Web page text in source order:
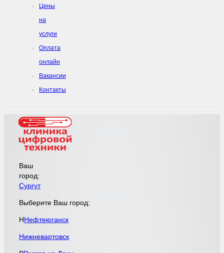
Цены
на
услуги
Оплата
онлайн
Вакансии
Контакты
Ваш
город:
Сургут
Выберите Ваш город:
ННефтеюганск
Нижневартовск